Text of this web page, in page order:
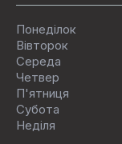
Понеділок
Вівторок
Середа
Четвер
П'ятниця
Субота
Неділя